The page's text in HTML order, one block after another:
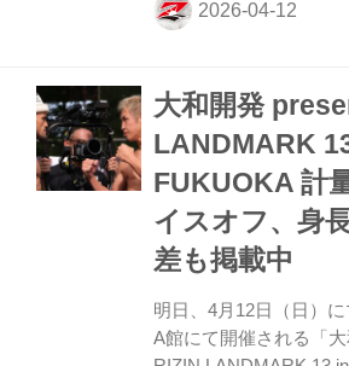
いたします。 【重要】
規定体重（71.00kg）を
ものであり、重大な契
ますが、協議の結果、
で本試合を実施するこ
た。 今回の決定にあた
大和開発
LANDMARK
FUKUOKA 計
イスオフ、身
差も掲載中
明日、4月12日（日）
A館にて開催される「